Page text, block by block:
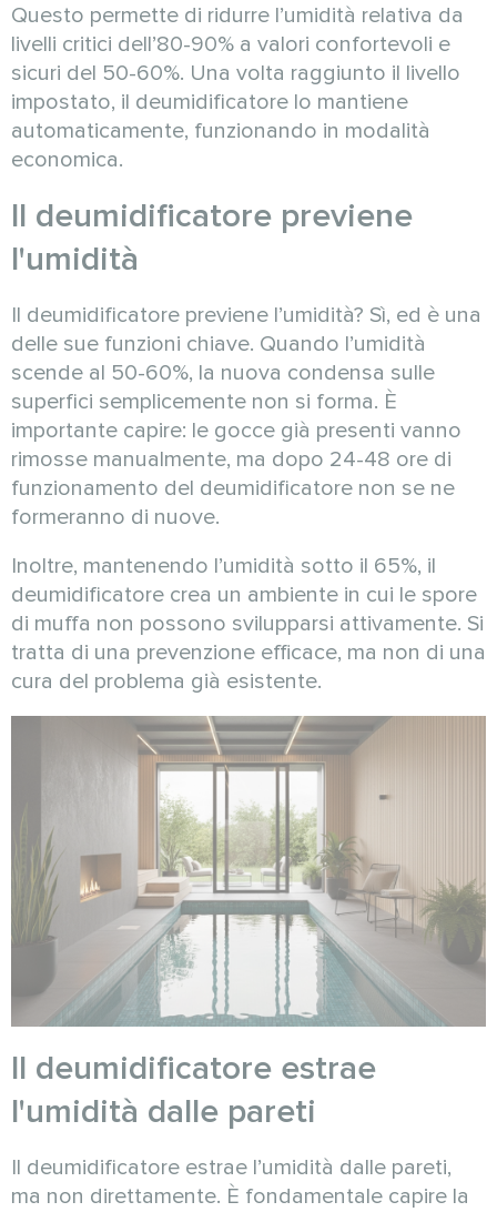
Questo permette di ridurre l’umidità relativa da
livelli critici dell’80-90% a valori confortevoli e
sicuri del 50-60%. Una volta raggiunto il livello
impostato, il deumidificatore lo mantiene
automaticamente, funzionando in modalità
economica.
Il deumidificatore previene
l'umidità
Il deumidificatore previene l’umidità? Sì, ed è una
delle sue funzioni chiave. Quando l’umidità
scende al 50-60%, la nuova condensa sulle
superfici semplicemente non si forma. È
importante capire: le gocce già presenti vanno
rimosse manualmente, ma dopo 24-48 ore di
funzionamento del deumidificatore non se ne
formeranno di nuove.
Inoltre, mantenendo l’umidità sotto il 65%, il
deumidificatore crea un ambiente in cui le spore
di muffa non possono svilupparsi attivamente. Si
tratta di una prevenzione efficace, ma non di una
cura del problema già esistente.
Il deumidificatore estrae
l'umidità dalle pareti
Il deumidificatore estrae l’umidità dalle pareti,
ma non direttamente. È fondamentale capire la